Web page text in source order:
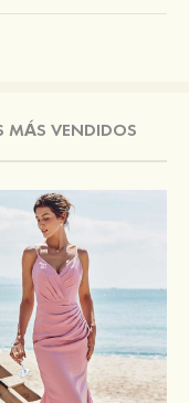
MÁS VENDIDOS